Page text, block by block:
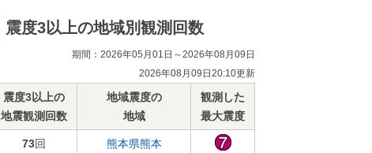
震度3以上の地域別観測回数
期間：2026年05月01日～2026年08月09日
2026年08月09日20:10更新
震度3以上の
地震観測回数
地域震度の
地域
観測した
最大震度
73回 熊本県熊本